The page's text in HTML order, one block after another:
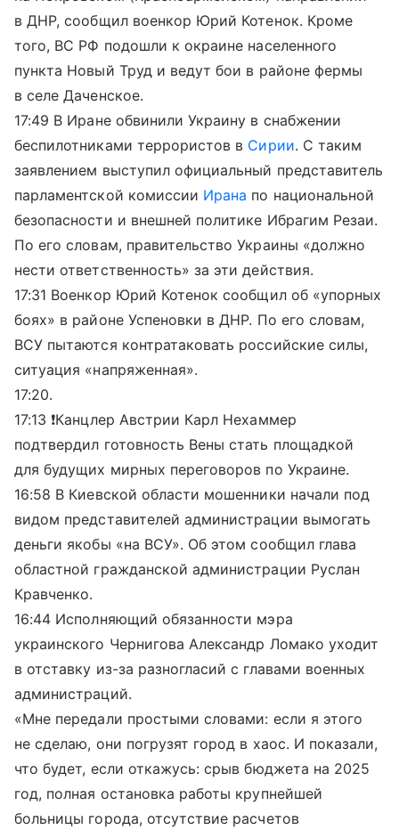
в ДНР, сообщил военкор Юрий Котенок. Кроме
того, ВС РФ подошли к окраине населенного
пункта Новый Труд и ведут бои в районе фермы
в селе Даченское.
17:49 В Иране обвинили Украину в снабжении
беспилотниками террористов в Сирии. С таким
заявлением выступил официальный представитель
парламентской комиссии Ирана по национальной
безопасности и внешней политике Ибрагим Резаи.
По его словам, правительство Украины «должно
нести ответственность» за эти действия.
17:31 Военкор Юрий Котенок сообщил об «упорных
боях» в районе Успеновки в ДНР. По его словам,
ВСУ пытаются контратаковать российские силы,
ситуация «напряженная».
17:20.
17:13 ❗️Канцлер Австрии Карл Нехаммер
подтвердил готовность Вены стать площадкой
для будущих мирных переговоров по Украине.
16:58 В Киевской области мошенники начали под
видом представителей администрации вымогать
деньги якобы «на ВСУ». Об этом сообщил глава
областной гражданской администрации Руслан
Кравченко.
16:44 Исполняющий обязанности мэра
украинского Чернигова Александр Ломако уходит
в отставку из-за разногласий с главами военных
администраций.
«Мне передали простыми словами: если я этого
не сделаю, они погрузят город в хаос. И показали,
что будет, если откажусь: срыв бюджета на 2025
год, полная остановка работы крупнейшей
больницы города, отсутствие расчетов